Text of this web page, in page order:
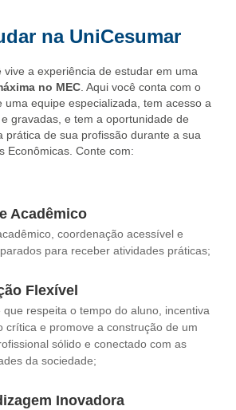
na UniCesumar
vive a experiência de estudar em uma
no MEC. Aqui você conta com o
uma equipe especializada, tem acesso a
gravadas, e tem a oportunidade de
prática de sua profissão durante a sua
Econômicas. Conte com:
Acadêmico
coordenação acessível e
para receber atividades práticas;
Flexível
que respeita o tempo do aluno, incentiva
crítica e promove a construção de um
sólido e conectado com as
da sociedade;
Inovadora